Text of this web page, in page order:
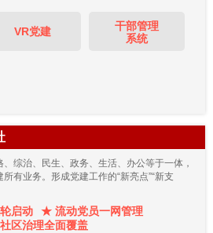
VR党建
干部管理
系统
综治、民生、政务、生活、办公等于一体，
有业务。形成党建工作的“新亮点”“新支
启动
★ 流动党员一网管理
区治理全面覆盖